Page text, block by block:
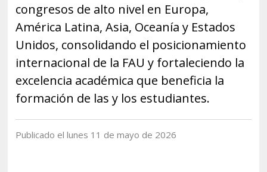
Urbanismo
Académicos Egresados
congresos de alto nivel en Europa,
América Latina, Asia, Oceanía y Estados
Unidos, consolidando el posicionamiento
internacional de la FAU y fortaleciendo la
excelencia académica que beneficia la
formación de las y los estudiantes.
Publicado el lunes 11 de mayo de 2026